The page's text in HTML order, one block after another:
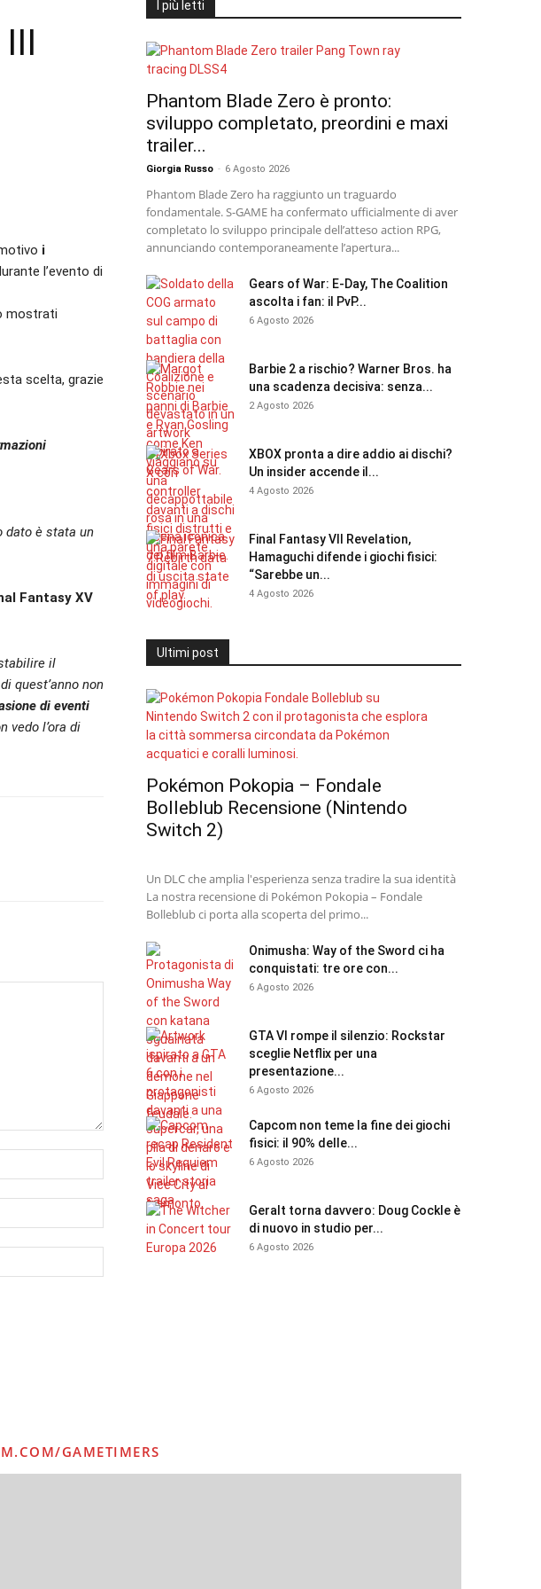
i
l’evento di
mostrati
scelta, grazie
dato è stata un
Fantasy XV
il
quest’anno non
di eventi
vedo l’ora di
I più letti
Phantom Blade Zero è pronto:
sviluppo completato, preordini e maxi
trailer...
Giorgia Russo - 6 Agosto 2026
Phantom Blade Zero ha raggiunto un traguardo
fondamentale. S-GAME ha confermato ufficialmente di aver
completato lo sviluppo principale dell’atteso action RPG,
annunciando contemporaneamente l’apertura...
Gears of War: E-Day, The Coalition
ascolta i fan: il PvP...
6 Agosto 2026
Barbie 2 a rischio? Warner Bros. ha
una scadenza decisiva: senza...
2 Agosto 2026
XBOX pronta a dire addio ai dischi?
Un insider accende il...
4 Agosto 2026
Final Fantasy VII Revelation,
Hamaguchi difende i giochi fisici:
“Sarebbe un...
4 Agosto 2026
Ultimi post
Pokémon Pokopia – Fondale
Bolleblub Recensione (Nintendo
Switch 2)
Un DLC che amplia l'esperienza senza tradire la sua identità
La nostra recensione di Pokémon Pokopia – Fondale
Bolleblub ci porta alla scoperta del primo...
Onimusha: Way of the Sword ci ha
conquistati: tre ore con...
6 Agosto 2026
GTA VI rompe il silenzio: Rockstar
sceglie Netflix per una
presentazione...
6 Agosto 2026
Capcom non teme la fine dei giochi
fisici: il 90% delle...
6 Agosto 2026
Geralt torna davvero: Doug Cockle è
di nuovo in studio per...
6 Agosto 2026
GAMETIMERS